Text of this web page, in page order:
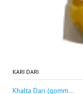
KARI DARI
Khalta Dari (gomm...